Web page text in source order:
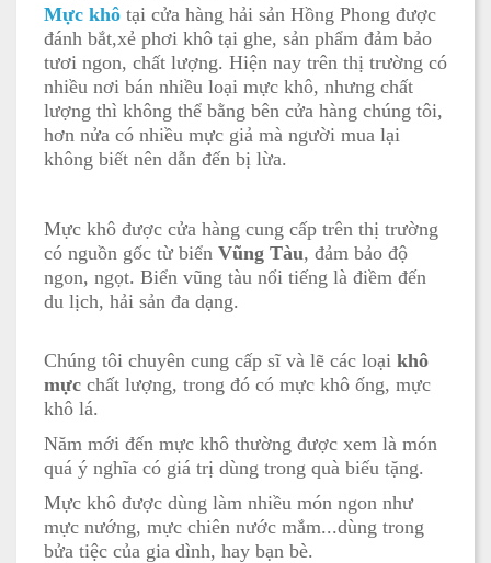
Mực khô tại cửa hàng hải sản Hồng Phong được
đánh bắt,xẻ phơi khô tại ghe, sản phẩm đảm bảo
tươi ngon, chất lượng. Hiện nay trên thị trường có
nhiều nơi bán nhiều loại mực khô, nhưng chất
lượng thì không thể bằng bên cửa hàng chúng tôi,
hơn nửa có nhiều mực giả mà người mua lại
không biết nên dẫn đến bị lừa.
Mực khô được cửa hàng cung cấp trên thị trường
có nguồn gốc từ biển Vũng Tàu, đảm bảo độ
ngon, ngọt. Biển vũng tàu nổi tiếng là điềm đến
du lịch, hải sản đa dạng.
Chúng tôi chuyên cung cấp sĩ và lẽ các loại khô
mực chất lượng, trong đó có mực khô ống, mực
khô lá.
Năm mới đến mực khô thường được xem là món
quá ý nghĩa có giá trị dùng trong quà biếu tặng.
Mực khô được dùng làm nhiều món ngon như
mực nướng, mực chiên nước mắm...dùng trong
bửa tiệc của gia dình, hay bạn bè.